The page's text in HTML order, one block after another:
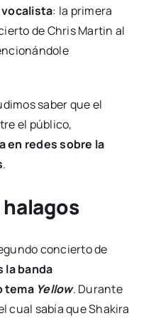
vocalista: la primera
de Chris Martin al
saber que el
el público,
en redes sobre la
.
concierto de
la banda
tema Yellow. Durante
cual sabía que Shakira